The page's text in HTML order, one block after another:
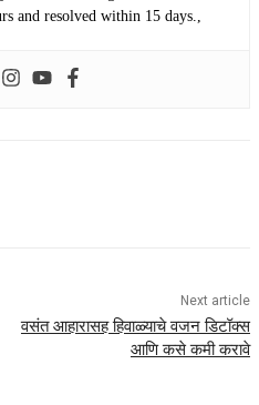
and resolved within 15 days.,
Next article
वसंत आहारासह हिवाळ्याचे वजन डिटॉक्स
आणि कसे कमी करावे